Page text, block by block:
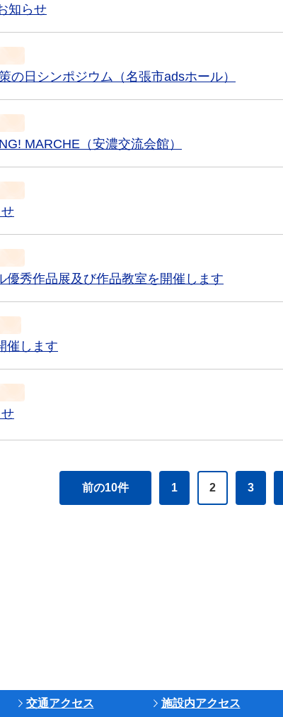
知らせ
の日シンポジウム（名張市adsホール）
MARCHE（安濃交流会館）
優秀作品展及び作品教室を開催します
催します
前の10件 1 2 3
交通アクセス 施設内アクセス